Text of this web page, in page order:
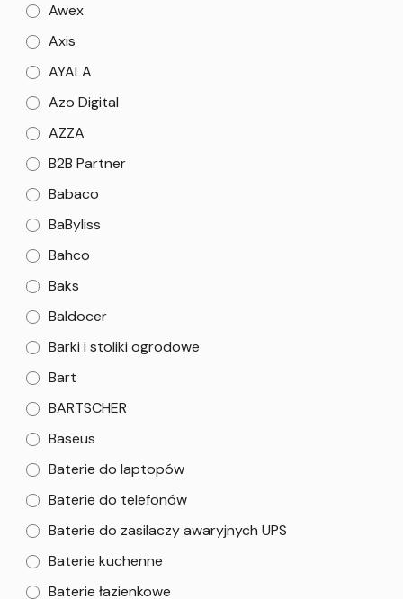
Awex
Axis
AYALA
Azo Digital
AZZA
B2B Partner
Babaco
BaByliss
Bahco
Baks
Baldocer
Barki i stoliki ogrodowe
Bart
BARTSCHER
Baseus
Baterie do laptopów
Baterie do telefonów
Baterie do zasilaczy awaryjnych UPS
Baterie kuchenne
Baterie łazienkowe